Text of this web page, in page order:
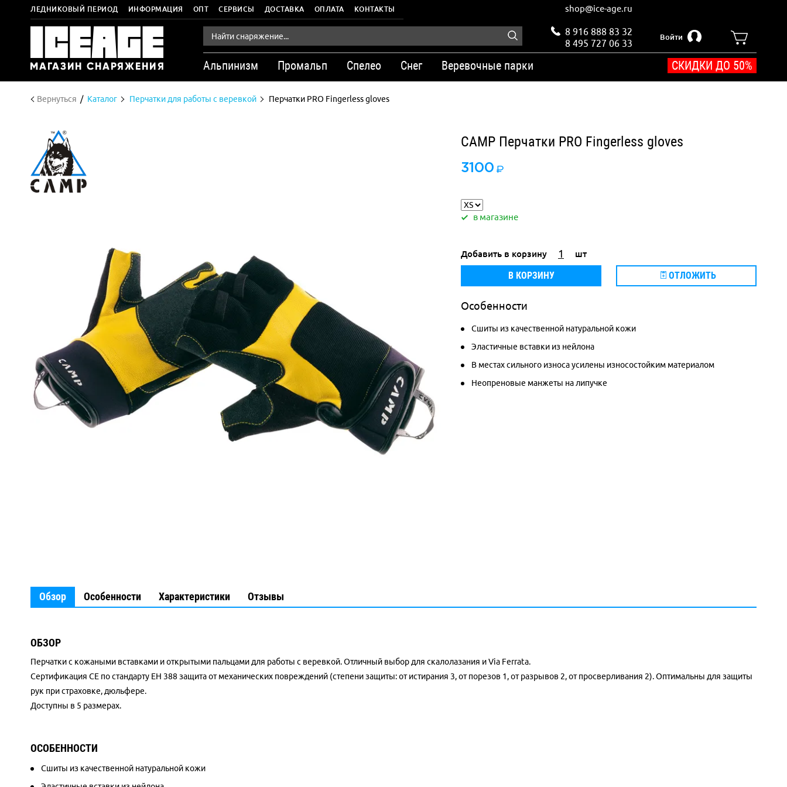
ЛЕДНИКОВЫЙ ПЕРИОД ИНФОРМАЦИЯ ОПТ СЕРВИСЫ ДОСТАВКА ОПЛАТА КОНТАКТЫ shop@ice-age.ru
8 916 888 83 32
8 495 727 06 33
Войти
Альпинизм Промальп Спелео Снег Веревочные парки СКИДКИ ДО 50%
Вернуться Каталог Перчатки для работы с веревкой Перчатки PRO Fingerless gloves
CAMP Перчатки PRO Fingerless gloves
3100
в магазине
Добавить в корзину шт
В КОРЗИНУ ОТЛОЖИТЬ
Особенности
Сшиты из качественной натуральной кожи
Эластичные вставки из нейлона
В местах сильного износа усилены износостойким материалом
Неопреновые манжеты на липучке
Обзор Особенности Характеристики Отзывы
ОБЗОР
Перчатки с кожаными вставками и открытыми пальцами для работы с веревкой. Отличный выбор для скалолазания и Via Ferrata.
Сертификация CE по стандарту ЕН 388 защита от механических повреждений (степени защиты: от истирания 3, от порезов 1, от разрывов 2, от просверливания 2). Оптимальны для защиты
рук при страховке, дюльфере.
Доступны в 5 размерах.
ОСОБЕННОСТИ
Сшиты из качественной натуральной кожи